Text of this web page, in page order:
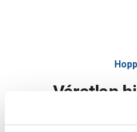
Váratlan